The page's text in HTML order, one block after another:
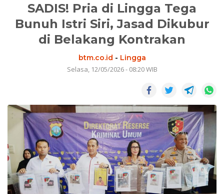
SADIS! Pria di Lingga Tega
Bunuh Istri Siri, Jasad Dikubur
di Belakang Kontrakan
btm.co.id - Lingga
Selasa, 12/05/2026 - 08:20 WIB